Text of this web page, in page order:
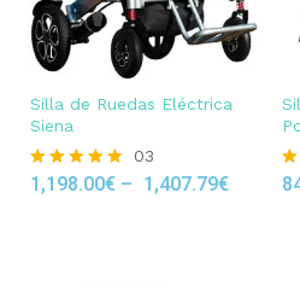
Silla de Ruedas Eléctrica
Siena
Rated
03
1,198.00€ – 1,407.79€